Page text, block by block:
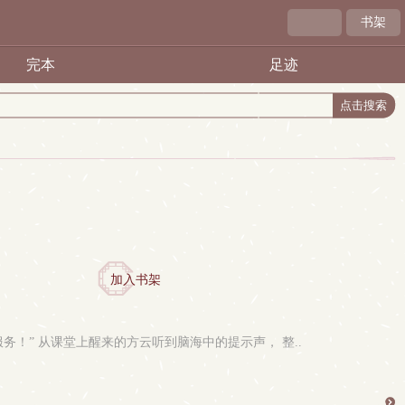
书架
完本 足迹
加入书架
！” 从课堂上醒来的方云听到脑海中的提示声， 整..